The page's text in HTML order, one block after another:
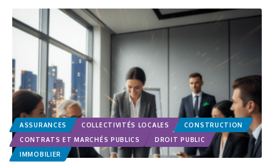
ASSURANCES COLLECTIVITÉS LOCALES
CONSTRUCTION
CONTRATS ET MARCHÉS PUBLICS
DROIT PUBLIC
IMMOBILIER